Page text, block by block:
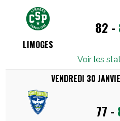
LIMOGES
Voir les
82 -
VENDREDI 30
77 -